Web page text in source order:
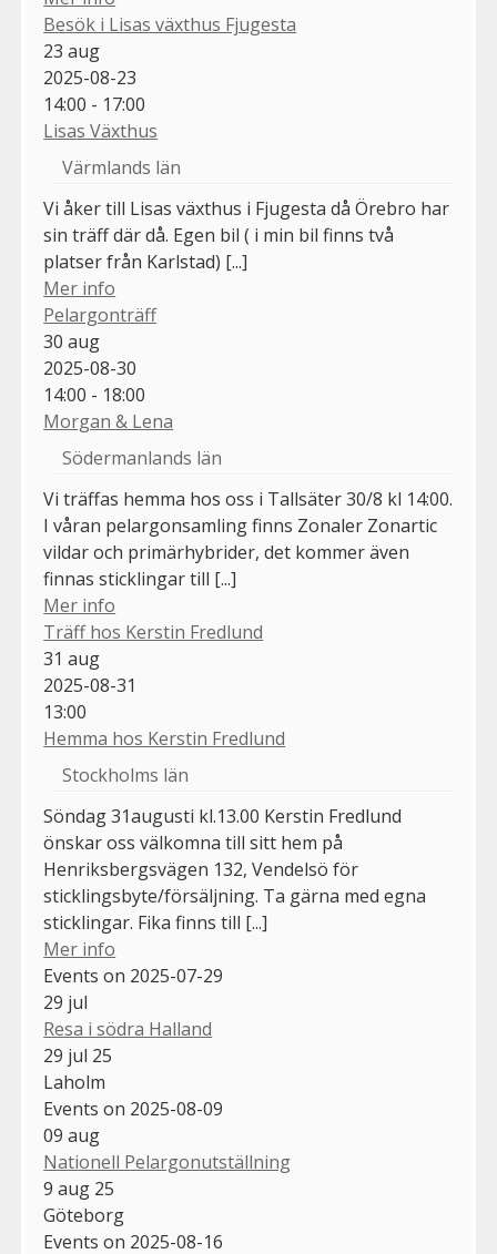
Besök i Lisas växthus Fjugesta
23 aug
2025-08-23
14:00 - 17:00
Lisas Växthus
Värmlands län
Vi åker till Lisas växthus i Fjugesta då Örebro har
sin träff där då. Egen bil ( i min bil finns två
platser från Karlstad) [...]
Mer info
Pelargonträff
30 aug
2025-08-30
14:00 - 18:00
Morgan & Lena
Södermanlands län
Vi träffas hemma hos oss i Tallsäter 30/8 kl 14:00.
I våran pelargonsamling finns Zonaler Zonartic
vildar och primärhybrider, det kommer även
finnas sticklingar till [...]
Mer info
Träff hos Kerstin Fredlund
31 aug
2025-08-31
13:00
Hemma hos Kerstin Fredlund
Stockholms län
Söndag 31augusti kl.13.00 Kerstin Fredlund
önskar oss välkomna till sitt hem på
Henriksbergsvägen 132, Vendelsö för
sticklingsbyte/försäljning. Ta gärna med egna
sticklingar. Fika finns till [...]
Mer info
Events on 2025-07-29
29 jul
Resa i södra Halland
29 jul 25
Laholm
Events on 2025-08-09
09 aug
Nationell Pelargonutställning
9 aug 25
Göteborg
Events on 2025-08-16